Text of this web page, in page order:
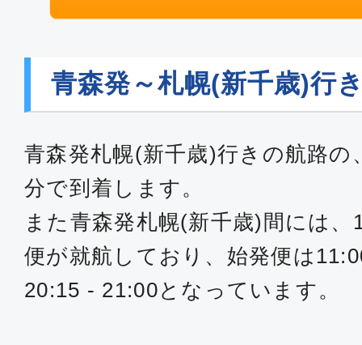
青森発～札幌(新千歳)行
青森発札幌(新千歳)行きの航路
分で到着します。
また青森発札幌(新千歳)間には
便が就航しており、始発便は
20:15 - 21:00となっています。